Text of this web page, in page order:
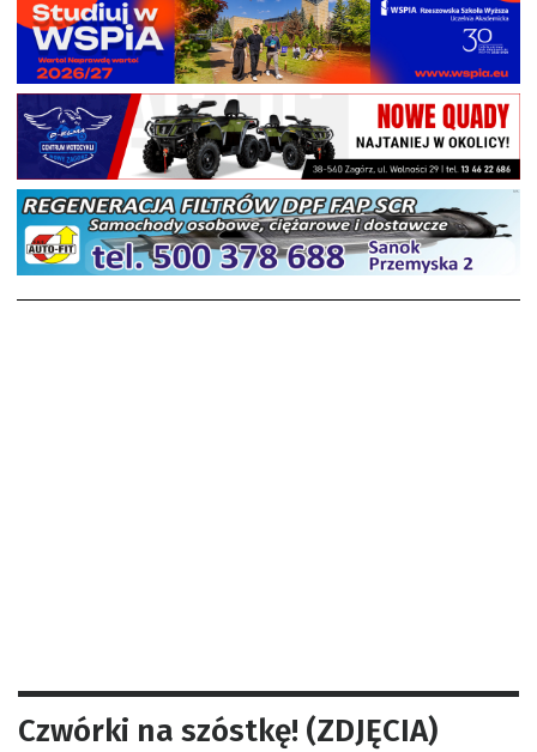
Czwórki na szóstkę! (ZDJĘCIA)